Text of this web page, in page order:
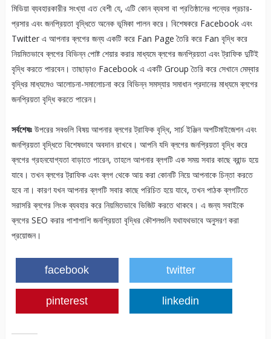
মিডিয়া ব্যবহারকারীর সংখ্যা এত বেশী যে, এটি কোন ব্যবসা বা প্রতিষ্ঠানের পন্যের প্রচার-
প্রসার এবং জনপ্রিয়তা বৃদ্ধিতে অনেক ভূমিকা পালন করে। বিশেষকরে Facebook এবং
Twitter এ আপনার ব্লগের জন্য একটি করে Fan Page তৈরি করে Fan বৃদ্ধি করে
নিয়মিতভাবে ব্লগের বিভিন্ন পোষ্ট শেয়ার করার মাধ্যমে ব্লগের জনপ্রিয়তা এবং ট্রাফিক দুটিই
বৃদ্ধি করতে পারবেন। তাছাড়াও Facebook এ একটি Group তৈরি করে সেখানে মেম্বার
বৃদ্ধির মাধ্যমেও আলোচনা-সমালোচনা করে বিভিন্ন সমস্যার সমাধান প্রদানের মাধ্যমে ব্লগের
জনপ্রিয়তা বৃদ্ধি করতে পারেন।
সর্বশেষঃউপরের সবগুলি বিষয় আপনার ব্লগের ট্রাফিক বৃদ্ধি, সার্চ ইঞ্জিন অপটিমাইজেশন এবং
জনপ্রিয়তা বৃদ্ধিতে বিশেষভাবে অবদান রাখবে। আপনি যদি ব্লগের জনপ্রিয়তা বৃদ্ধি করে
ব্লগের গ্রহনযোগ্যতা বাড়াতে পারেন, তাহলে আপনার ব্লগটি এক সময় সবার কাছে ব্রান্ড হয়ে
যাবে। তখন ব্লগের ট্রাফিক এবং ব্লগ থেকে আয় করা কোনটি নিয়ে আপনাকে চিন্তা করতে
হবে না। কারণ যখন আপনার ব্লগটি সবার কাছে পরিচিত হয়ে যাবে, তখন পাঠক ব্লগটিতে
সরাসরি ব্লগের লিংক ব্যবহার করে নিয়মিতভাবে ভিজিট করতে থাকবে। এ জন্য সবাইকে
ব্লগের SEO করার পাশাপাশি জনপ্রিয়তা বৃদ্ধির কৌশলগুলি যথাযথভাবে অনুসরণ করা
প্রয়োজন।
facebook twitter
pinterest linkedin